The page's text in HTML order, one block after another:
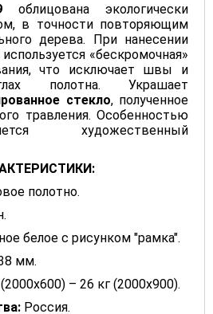
облицована экологически
в точности повторяющим
дерева. При нанесении
«бескромочная»
что исключает швы и
полотна. Украшает
стекло, полученное
травления. Особенностью
художественный
полотно.
белое с рисунком "рамка".
мм.
– 26 кг (2000х900).
Россия.